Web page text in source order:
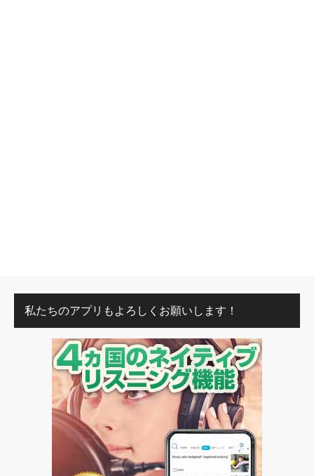
私たちのアプリもよろしくお願いします！